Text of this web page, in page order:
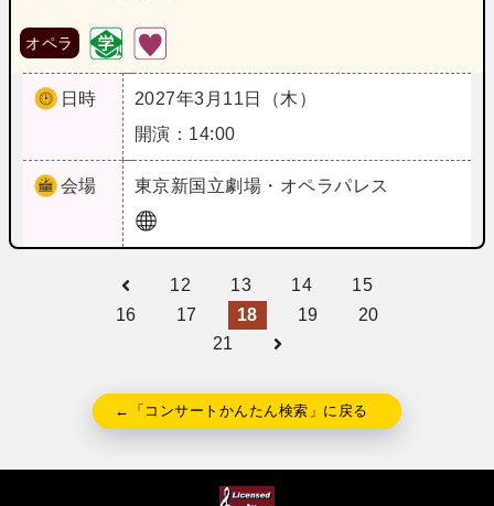
オペラ
日時
2027年3月11日（木）
開演：14:00
会場 東京新国立劇場・オペラパレス
12 13 14
15
16
17 18 19
20
21
←「コンサートかんたん検索」に戻る